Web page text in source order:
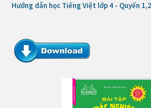
Hướng dẫn học Tiếng Việt lớp 4 - Quyển